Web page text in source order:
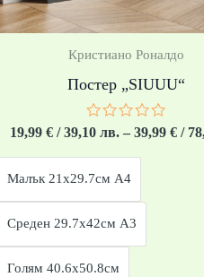
Кристиано Роналдо
Постер „SIUUU“
Оценено
0
5
19,99 €/ 39,10 лв. – 39,99 €/
Малък 21x29.7см А4
Среден 29.7x42см А3
Голям 40.6x50.8см